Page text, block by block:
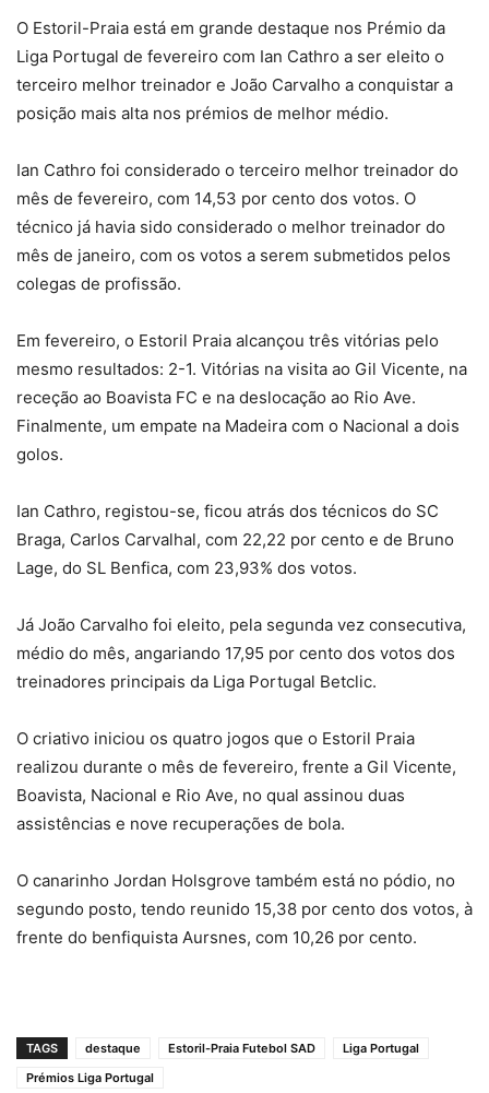
O Estoril-Praia está em grande destaque nos Prémio da
Liga Portugal de fevereiro com Ian Cathro a ser eleito o
terceiro melhor treinador e João Carvalho a conquistar a
posição mais alta nos prémios de melhor médio.
Ian Cathro foi considerado o terceiro melhor treinador do
mês de fevereiro, com 14,53 por cento dos votos. O
técnico já havia sido considerado o melhor treinador do
mês de janeiro, com os votos a serem submetidos pelos
colegas de profissão.
Em fevereiro, o Estoril Praia alcançou três vitórias pelo
mesmo resultados: 2-1. Vitórias na visita ao Gil Vicente, na
receção ao Boavista FC e na deslocação ao Rio Ave.
Finalmente, um empate na Madeira com o Nacional a dois
golos.
Ian Cathro, registou-se, ficou atrás dos técnicos do SC
Braga, Carlos Carvalhal, com 22,22 por cento e de Bruno
Lage, do SL Benfica, com 23,93% dos votos.
Já João Carvalho foi eleito, pela segunda vez consecutiva,
médio do mês, angariando 17,95 por cento dos votos dos
treinadores principais da Liga Portugal Betclic.
O criativo iniciou os quatro jogos que o Estoril Praia
realizou durante o mês de fevereiro, frente a Gil Vicente,
Boavista, Nacional e Rio Ave, no qual assinou duas
assistências e nove recuperações de bola.
O canarinho Jordan Holsgrove também está no pódio, no
segundo posto, tendo reunido 15,38 por cento dos votos, à
frente do benfiquista Aursnes, com 10,26 por cento.
TAGS destaque Estoril-Praia Futebol SAD
Liga Portugal
Prémios Liga Portugal